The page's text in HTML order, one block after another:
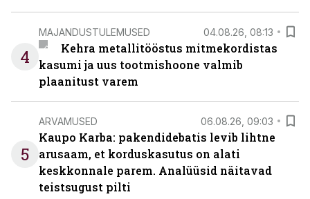
4
MAJANDUSTULEMUSED 04.08.26, 08:13
Kehra metallitööstus mitmekordistas
kasumi ja uus tootmishoone valmib
plaanitust varem
5
ARVAMUSED 06.08.26, 09:03
Kaupo Karba: pakendidebatis levib lihtne
arusaam, et korduskasutus on alati
keskkonnale parem. Analüüsid näitavad
teistsugust pilti